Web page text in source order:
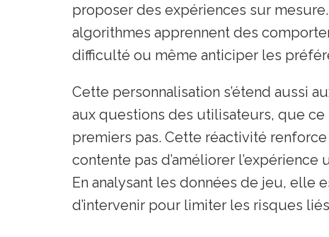
proposer des expériences sur
algorithmes apprennent des
difficulté ou même anticiper les
Cette personnalisation s’étend aussi
aux questions des utilisateurs, que
premiers pas. Cette réactivité
contente pas d’améliorer
En analysant les données de jeu, elle
d’intervenir pour limiter les risques